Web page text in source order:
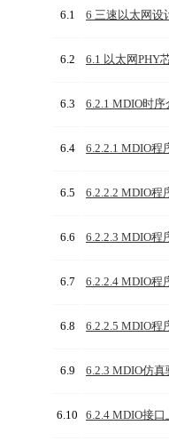
6.1 6 三速以太网设
6.2 6.1 以太网PHY
6.3 6.2.1 MDIO时序
6.4 6.2.2.1 MDIO程
6.5 6.2.2.2 MDIO程
6.6 6.2.2.3 MDIO程
6.7 6.2.2.4 MDIO程
6.8 6.2.2.5 MDIO程
6.9 6.2.3 MDIO仿真
6.10 6.2.4 MDIO接